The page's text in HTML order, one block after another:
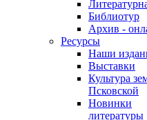
Библиотур
Архив -
Ресурсы
Наши
Выставки
Культура
Псковской
Новинки
литературы